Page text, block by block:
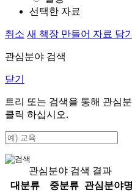
선택한 자료
취소 새 책장 만들어 자료 담기
관심분야 검색
닫기
트리 또는 검색을 통해 관심
클릭 하십시오.
관심분야 검색 결과
대분류
중분류
관심분야명